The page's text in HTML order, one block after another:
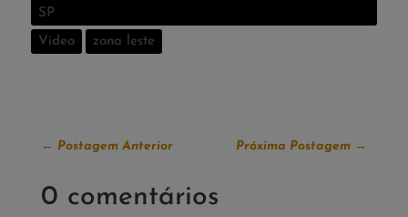
SP
Vídeo zona leste
← Postagem Anterior Próxima Postagem →
0 comentários